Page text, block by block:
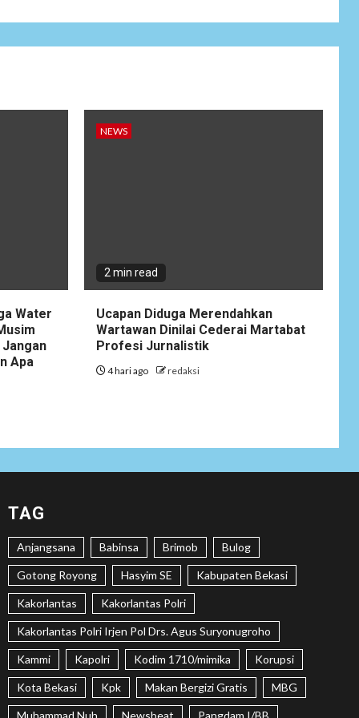
TNI-Rakyat, Satgas
Mempererat Tali
Bulukumba
NEWS
Soal Dugaan
Tenaga Ahli Fiktif,
NEWS
Bantu Atasi
13/Nanggala
Distribusikan 4.000
Liter Air Bersih
Gratis di Desa
Pesayah
3
NEWS
Siaga Karhutla,
APAR hingga Water
Cannon Disiapkan
Water
Apa
NEWS
2 min read
Ucapan Diduga Merendahkan
Wartawan Dinilai Cederai Martabat
Profesi Jurnalistik
4 hari ago redaksi
TAG
Anjangsana Babinsa Brimob Bulog
Gotong Royong Hasyim SE Kabupaten Bekasi
Kakorlantas Kakorlantas Polri
Kakorlantas Polri Irjen Pol Drs. Agus Suryonugroho
Kammi Kapolri Kodim 1710/mimika Korupsi
Kota Bekasi Kpk Makan Bergizi Gratis MBG
Muhammad Nuh Newsbeat Pangdam I/BB